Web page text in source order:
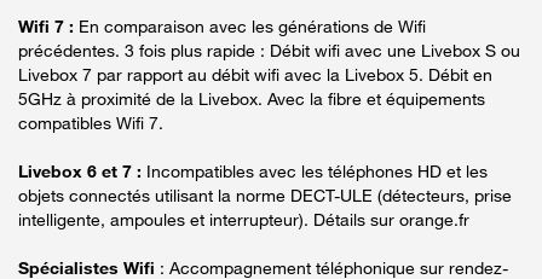
Wifi 7 : En comparaison avec les générations de Wifi
précédentes. 3 fois plus rapide : Débit wifi avec une Livebox S ou
Livebox 7 par rapport au débit wifi avec la Livebox 5. Débit en
5GHz à proximité de la Livebox. Avec la fibre et équipements
compatibles Wifi 7.
Livebox 6 et 7 : Incompatibles avec les téléphones HD et les
objets connectés utilisant la norme DECT-ULE (détecteurs, prise
intelligente, ampoules et interrupteur). Détails sur orange.fr
Spécialistes Wifi : Accompagnement téléphonique sur rendez-